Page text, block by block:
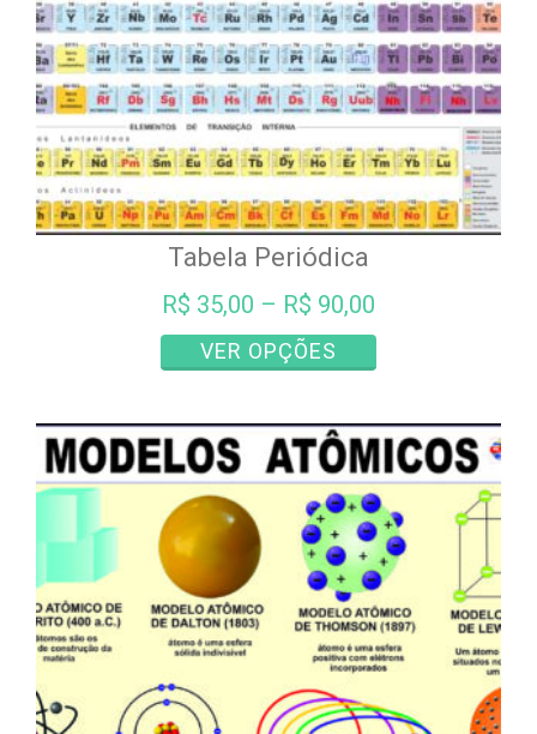
Tabela Periódica
R$ 35,00 – R$ 90,00
VER OPÇÕES
produto
várias
variantes.
As
opções
podem
ser
escolhidas
na
página
produto